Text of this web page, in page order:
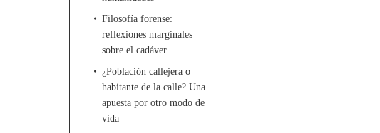
Filosofía forense:
reflexiones marginales
sobre el cadáver
¿Población callejera o
habitante de la calle? Una
apuesta por otro modo de
vida